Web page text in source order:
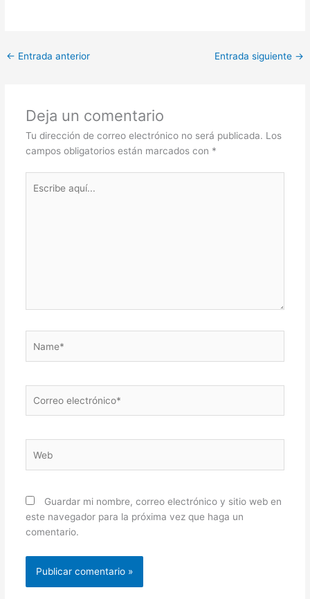
← Entrada anterior Entrada siguiente →
Deja un comentario
Tu dirección de correo electrónico no será publicada. Los
campos obligatorios están marcados con *
aquí...
electrónico*
Guardar mi nombre, correo electrónico y sitio web en
este navegador para la próxima vez que haga un
comentario.